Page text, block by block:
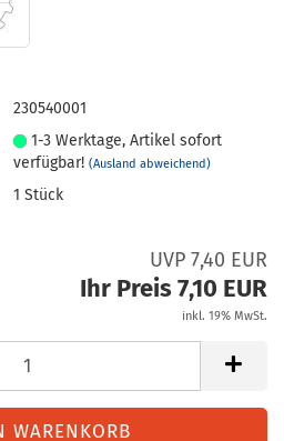
230540001
1-3 Werktage, Artikel sofort
verfügbar!(Ausland abweichend)
1Stück
UVP 7,40 EUR
Ihr Preis 7,10 EUR
inkl. 19% MwSt.